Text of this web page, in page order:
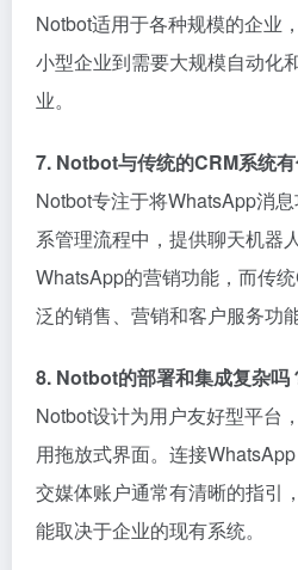
Notbot适用于各种规模的企业
小型企业到需要大规模自动化
业。
7. Notbot与传统的CRM系统
Notbot专注于将WhatsApp消
系管理流程中，提供聊天机器
WhatsApp的营销功能，而传
泛的销售、营销和客户服务功能
8. Notbot的部署和集成复杂吗
Notbot设计为用户友好型平台
用拖放式界面。连接
交媒体账户通常有清晰的指引
能取决于企业的现有系统。